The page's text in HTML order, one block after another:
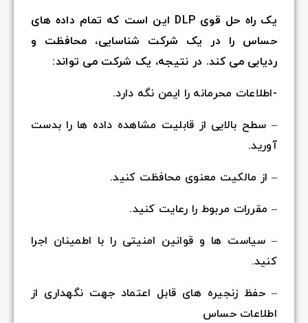
یک راه حل قوی DLP این است که تمام داده های
حساس را در یک شرکت شناسایی، محافظت و
ردیابی می کند. در نتیجه، یک شرکت می تواند:
-اطلاعات محرمانه را ایمن نگه دارد.
– سطح بالایی از قابلیت مشاهده داده ها را بدست
آورید.
– از مالکیت معنوی محافظت کنید.
– مقررات مربوط را رعایت کنید.
– سیاست ها و قوانین امنیتی را با اطمینان اجرا
کنید.
– حفظ زنجیره های قابل اعتماد جهت نگهداری از
اطلاعات حساس